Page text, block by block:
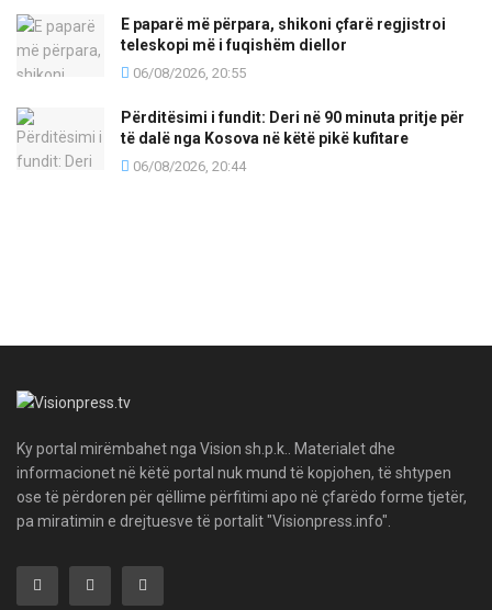
E paparë më përpara, shikoni çfarë regjistroi
teleskopi më i fuqishëm diellor
06/08/2026, 20:55
Përditësimi i fundit: Deri në 90 minuta pritje për
të dalë nga Kosova në këtë pikë kufitare
06/08/2026, 20:44
Ky portal mirëmbahet nga Vision sh.p.k.. Materialet dhe
informacionet në këtë portal nuk mund të kopjohen, të shtypen
ose të përdoren për qëllime përfitimi apo në çfarëdo forme tjetër,
pa miratimin e drejtuesve të portalit "Visionpress.info".